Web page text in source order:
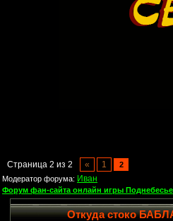
Страница 2 из 2 « 1
2
Модератор форума: Иван
Форум фан-сайта онлайн игры Поднебесье
Откуда стоко